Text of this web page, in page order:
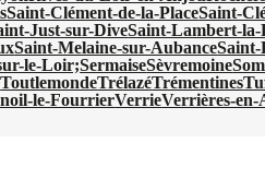
Saint-Clément-de-la-PlaceSaint-
Just-sur-DiveSaint-Lambert-la-
Saint-Melaine-sur-Aubance
le-Loir;SermaiseSèvremoine
ToutlemondeTrélazéTrémentines
le-FourrierVerrieVerrières-